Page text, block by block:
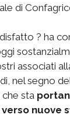
di
? ha
associati
nel segno
sta
nuove